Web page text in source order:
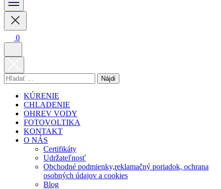
solarnepanelydomov.sk
Vykurovanie, chladenie, ohrev vody a fotovoltika
0
Hľadať:
KÚRENIE
CHLADENIE
OHREV VODY
FOTOVOLTIKA
KONTAKT
O NÁS
Certifikáty
Udržateľnosť
Obchodné podmienky,reklamačný poriadok, ochrana
osobných údajov a cookies
Blog